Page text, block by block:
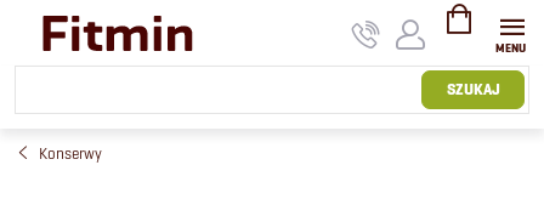
treści
SZUKAJ
KOSZYK
Konserwy